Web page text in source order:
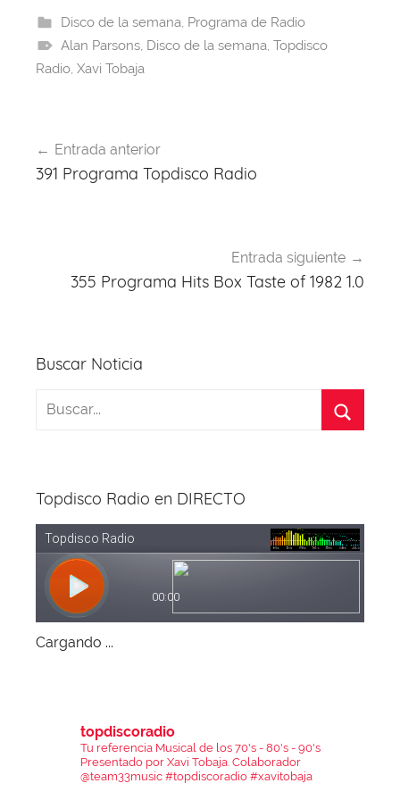
e
b
o
k
a
d
s
s
A
p
e
st
gr
a
er
Disco de la semana, Programa de Radio
Alan Parsons, Disco de la semana, Topdisco
Radio, Xavi Tobaja
de
Entrada anterior
391 Programa Topdisco Radio
Entrada siguiente
355 Programa Hits Box Taste of 1982 1.0
Buscar Noticia
Topdisco Radio en DIRECTO
Cargando ...
topdiscoradio
Tu referencia Musical de los 70's - 80's - 90's
Presentado por Xavi Tobaja. Colaborador
@team33music #topdiscoradio #xavitobaja